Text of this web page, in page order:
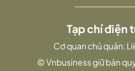
Tạp chí điện
Cơ quan chủ quản:
© Vnbusiness giữ bản